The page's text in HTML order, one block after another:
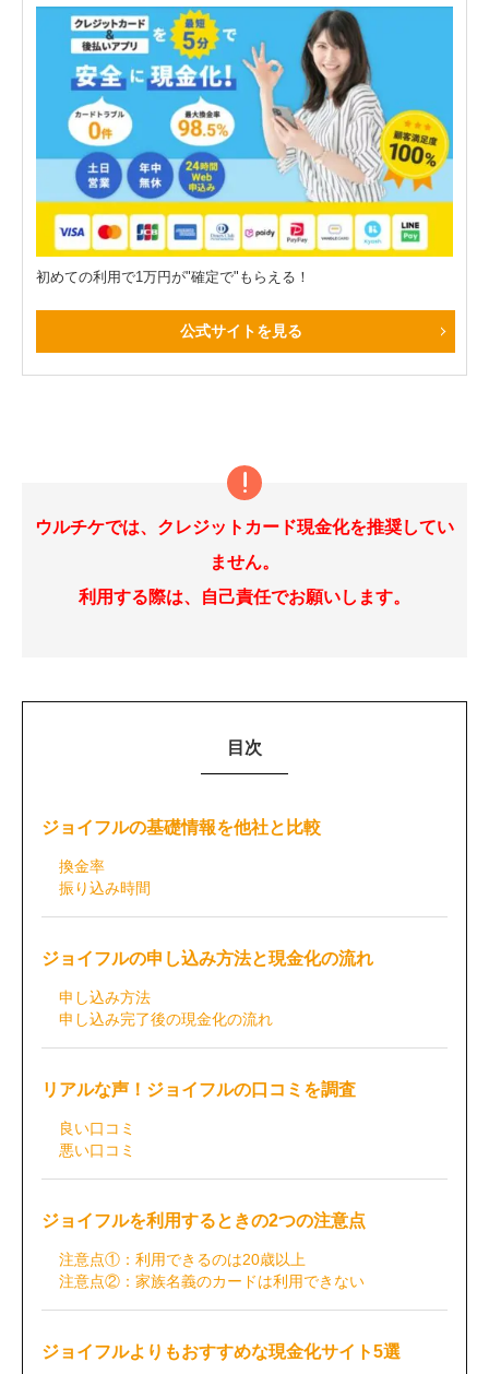
初めての利用で1万円が"確定で"もらえる！
公式サイトを見る
ウルチケでは、クレジットカード現金化を推奨してい
ません。
利用する際は、自己責任でお願いします。
目次
ジョイフルの基礎情報を他社と比較
換金率
振り込み時間
ジョイフルの申し込み方法と現金化の流れ
申し込み方法
申し込み完了後の現金化の流れ
リアルな声！ジョイフルの口コミを調査
良い口コミ
悪い口コミ
ジョイフルを利用するときの2つの注意点
注意点①：利用できるのは20歳以上
注意点②：家族名義のカードは利用できない
ジョイフルよりもおすすめな現金化サイト5選